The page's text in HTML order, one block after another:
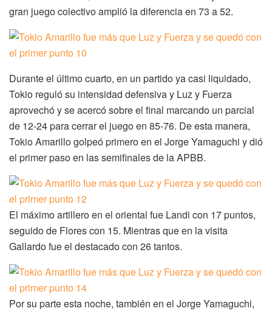
gran juego colectivo amplió la diferencia en 73 a 52.
Durante el último cuarto, en un partido ya casi liquidado,
Tokio reguló su intensidad defensiva y Luz y Fuerza
aprovechó y se acercó sobre el final marcando un parcial
de 12-24 para cerrar el juego en 85-76. De esta manera,
Tokio Amarillo golpeó primero en el Jorge Yamaguchi y dió
el primer paso en las semifinales de la APBB.
El máximo artillero en el oriental fue Landi con 17 puntos,
seguido de Flores con 15. Mientras que en la visita
Gallardo fue el destacado con 26 tantos.
Por su parte esta noche, también en el Jorge Yamaguchi,